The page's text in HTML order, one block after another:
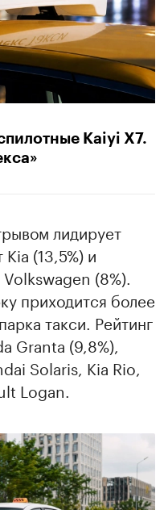
Kaiyi X7.
лидирует
(13,5%) и
(8%).
приходится более
такси. Рейтинг
Granta (9,8%),
Solaris, Kia Rio,
Logan.